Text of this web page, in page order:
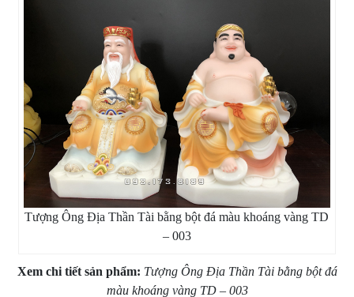
Tượng Ông Địa Thần Tài bằng bột đá màu khoáng vàng TD
– 003
Xem chi tiết sản phẩm: Tượng Ông Địa Thần Tài bằng bột đá
màu khoáng vàng TD – 003